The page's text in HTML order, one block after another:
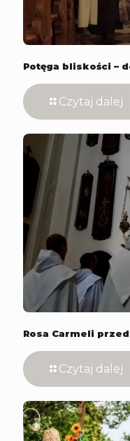
Potęga bliskości –
Czytaj dalej
Rosa Carmeli
Czytaj dalej